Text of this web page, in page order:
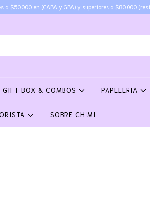
a $50.000 en (CABA y GBA) y superiores a $80.000
GIFT BOX & COMBOS PAPELERIA
SOBRE CHIMI